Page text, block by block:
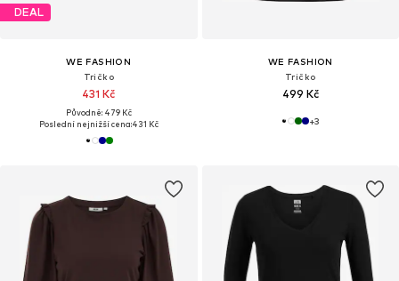
DEAL
WE FASHION
Tričko
431 Kč
Původně: 479 Kč
Poslední nejnižší cena:431 Kč
WE FASHION
Tričko
499 Kč
+3